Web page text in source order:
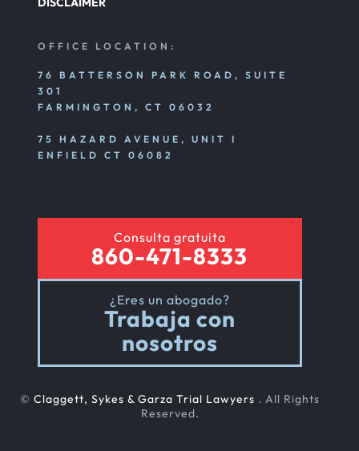
OFFICE LOCATION:
76 BATTERSON PARK ROAD, SUITE
301
FARMINGTON, CT 06032
75 HAZARD AVENUE, UNIT I
ENFIELD CT 06082
Consulta gratuita
860-471-8333
¿Eres un abogado?
Trabaja con
nosotros
© Claggett, Sykes & Garza Trial Lawyers . All Rights
Reserved.